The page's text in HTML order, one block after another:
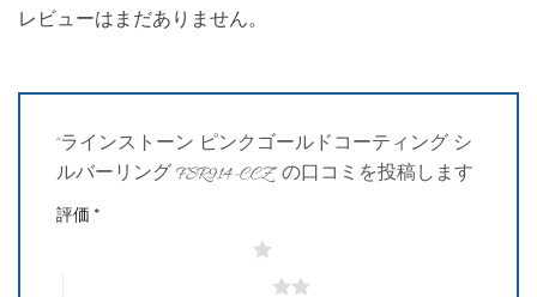
レビューはまだありません。
“ラインストーン ピンクゴールドコーティング シ
ルバーリング FSR914-CCZ” の口コミを投稿します
評価 *